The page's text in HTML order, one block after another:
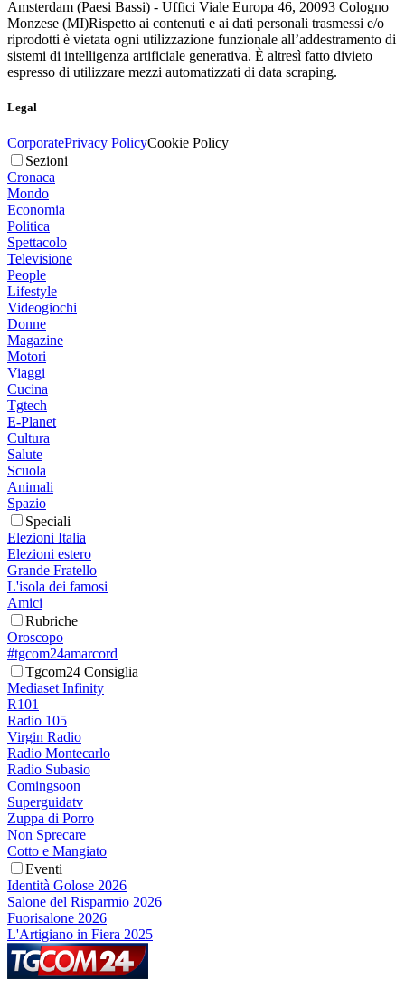
Amsterdam (Paesi Bassi) - Uffici Viale Europa 46, 20093 Cologno
Monzese (MI)Rispetto ai contenuti e ai dati personali trasmessi e/o
riprodotti è vietata ogni utilizzazione funzionale all’addestramento di
sistemi di intelligenza artificiale generativa. È altresì fatto divieto
espresso di utilizzare mezzi automatizzati di data scraping.
Legal
CorporatePrivacy PolicyCookie Policy
Sezioni
Cronaca
Mondo
Economia
Politica
Spettacolo
Televisione
People
Lifestyle
Videogiochi
Donne
Magazine
Motori
Viaggi
Cucina
Tgtech
E-Planet
Cultura
Salute
Scuola
Animali
Spazio
Speciali
Elezioni Italia
Elezioni estero
Grande Fratello
L'isola dei famosi
Amici
Rubriche
Oroscopo
#tgcom24amarcord
Tgcom24 Consiglia
Mediaset Infinity
R101
Radio 105
Virgin Radio
Radio Montecarlo
Radio Subasio
Comingsoon
Superguidatv
Zuppa di Porro
Non Sprecare
Cotto e Mangiato
Eventi
Identità Golose 2026
Salone del Risparmio 2026
Fuorisalone 2026
L'Artigiano in Fiera 2025